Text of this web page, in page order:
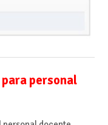
personal